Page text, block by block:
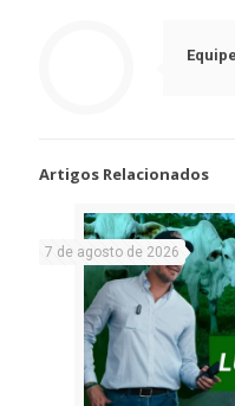
Artigos Relacionados
7 de agosto de 2026